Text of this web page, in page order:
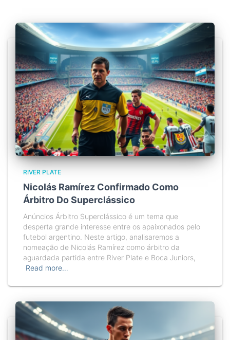
RIVER PLATE
Nicolás Ramírez Confirmado Como
Árbitro Do Superclássico
Anúncios Árbitro Superclássico é um tema que
desperta grande interesse entre os apaixonados pelo
futebol argentino. Neste artigo, analisaremos a
nomeação de Nicolás Ramírez como árbitro da
aguardada partida entre River Plate e Boca Juniors,
Read more…